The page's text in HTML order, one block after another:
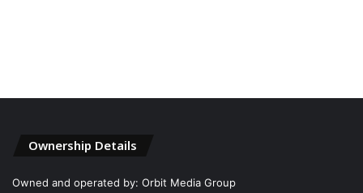
Ownership Details
Owned and operated by: Orbit Media Group